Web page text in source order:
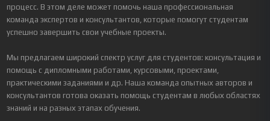
процесс. В этом деле может помочь наша профессиональная
команда экспертов и консультантов, которые помогут студентам
успешно завершить свои учебные проекты.
Мы предлагаем широкий спектр услуг для студентов: консультация и
помощь с дипломными работами, курсовыми, проектами,
практическими заданиями и др. Наша команда опытных авторов и
консультантов готова оказать помощь студентам в любых областях
знаний и на разных этапах обучения.